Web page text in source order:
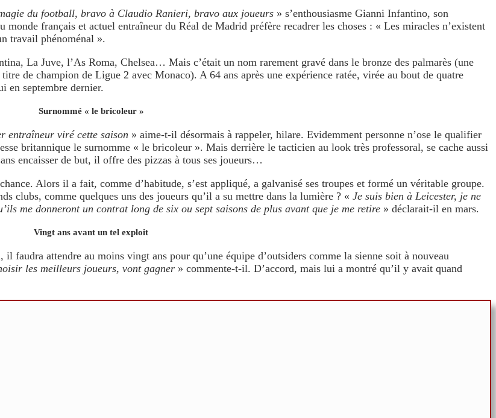
du football, bravo à Claudio Ranieri, bravo aux joueurs » s’enthousiasme Gianni Infantino, son
français et actuel entraîneur du Réal de Madrid préfère recadrer les choses : « Les miracles n’existent
travail phénoménal ».
La Juve, l’As Roma, Chelsea… Mais c’était un nom rarement gravé dans le bronze des palmarès (une
de champion de Ligue 2 avec Monaco). A 64 ans après une expérience ratée, virée au bout de quatre
en septembre dernier.
Surnommé « le bricoleur »
entraîneur viré cette saison » aime-t-il désormais à rappeler, hilare. Evidemment personne n’ose le qualifier
britannique le surnomme « le bricoleur ». Mais derrière le tacticien au look très professoral, se cache aussi
encaisser de but, il offre des pizzas à tous ses joueurs…
Alors il a fait, comme d’habitude, s’est appliqué, a galvanisé ses troupes et formé un véritable groupe.
clubs, comme quelques uns des joueurs qu’il a su mettre dans la lumière ? « Je suis bien à Leicester, je ne
me donneront un contrat long de six ou sept saisons de plus avant que je me retire » déclarait-il en mars.
Vingt ans avant un tel exploit
attendre au moins vingt ans pour qu’une équipe d’outsiders comme la sienne soit à nouveau
les meilleurs joueurs, vont gagner » commente-t-il. D’accord, mais lui a montré qu’il y avait quand